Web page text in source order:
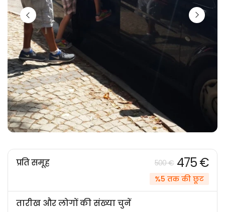
प्रति समूह 500 € 475 €
%5 तक की छूट
तारीख और लोगों की संख्या चुनें